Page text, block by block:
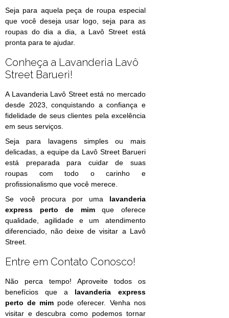
Seja para aquela peça de roupa especial
que você deseja usar logo, seja para as
roupas do dia a dia, a Lavô Street está
pronta para te ajudar.
Conheça a Lavanderia Lavô
Street Barueri!
A Lavanderia Lavô Street está no mercado
desde 2023, conquistando a confiança e
fidelidade de seus clientes pela excelência
em seus serviços.
Seja para lavagens simples ou mais
delicadas, a equipe da Lavô Street Barueri
está preparada para cuidar de suas
roupas com todo o carinho e
profissionalismo que você merece.
Se você procura por uma lavanderia
express perto de mimque oferece
qualidade, agilidade e um atendimento
diferenciado, não deixe de visitar a Lavô
Street.
Entre em Contato Conosco!
Não perca tempo! Aproveite todos os
benefícios que a lavanderia express
perto de mim pode oferecer. Venha nos
visitar e descubra como podemos tornar